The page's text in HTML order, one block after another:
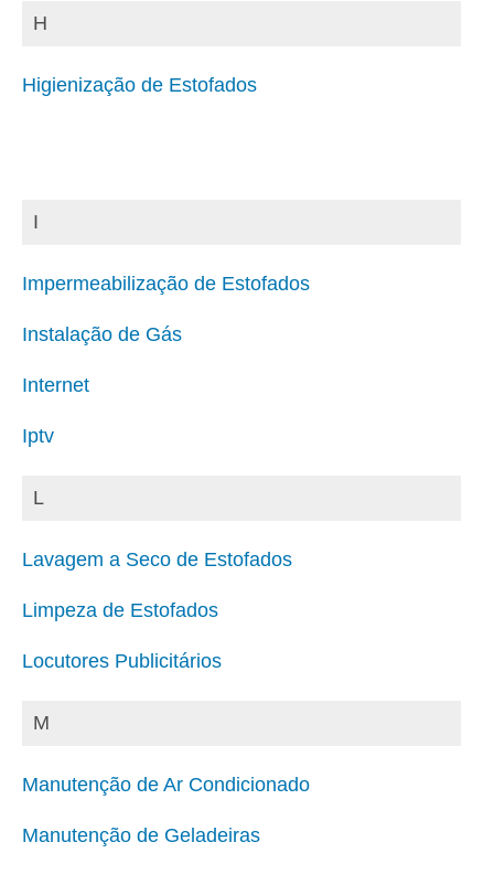
H
Higienização de Estofados
I
Impermeabilização de Estofados
Instalação de Gás
Internet
Iptv
L
Lavagem a Seco de Estofados
Limpeza de Estofados
Locutores Publicitários
M
Manutenção de Ar Condicionado
Manutenção de Geladeiras